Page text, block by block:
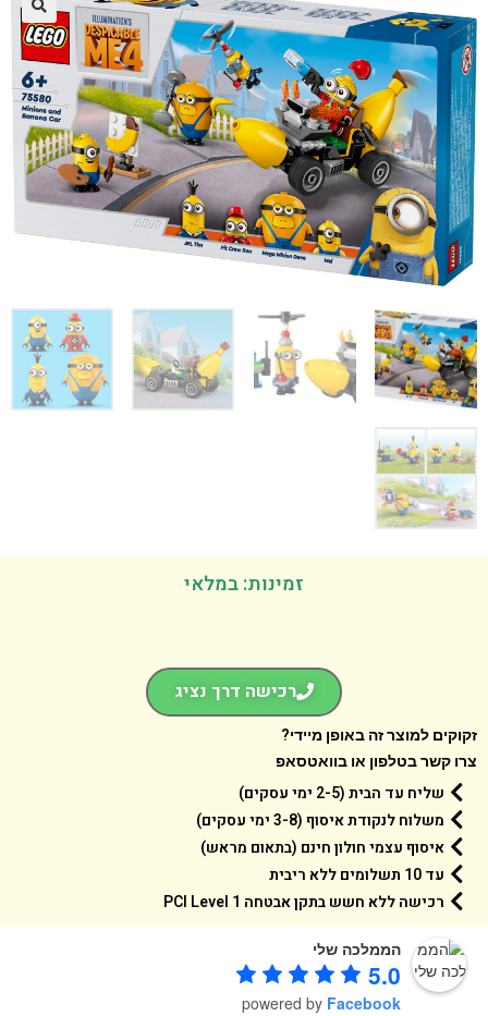
זמינות: במלאי
רכישה דרך נציג
למוצר זה באופן מיידי?
קשר בטלפון או בוואטסאפ
שליח עד הבית (2-5 ימי עסקים)
משלוח לנקודת איסוף (3-8 ימי עסקים)
איסוף עצמי חולון חינם (בתאום מראש)
עד 10 תשלומים ללא ריבית
רכישה ללא חשש בתקן אבטחה 1 PCI Level
הממלכה שלי
5.0
powered byFacebook